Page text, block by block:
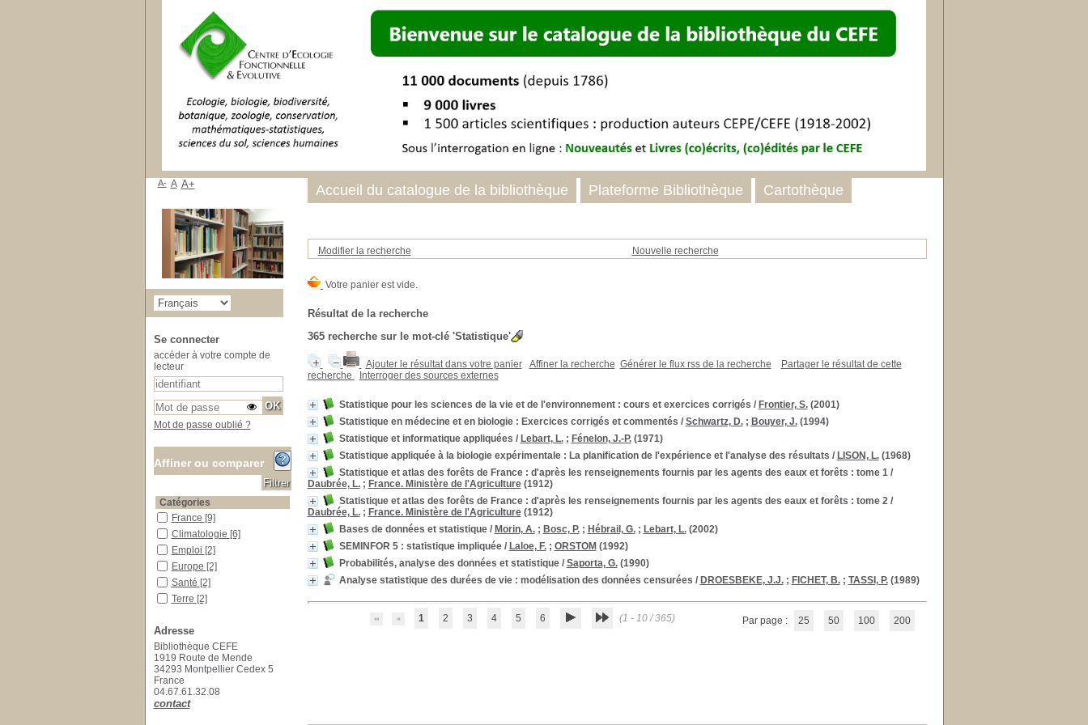
Modifier la recherche Nouvelle recherche
Résultat de la recherche
365recherche sur le mot-clé 'Statistique'
Ajouter le résultat dans votre panier Affiner la recherche Générer le flux rss de la recherche
Partager le résultat de cette
recherche
Interroger des sources externes
Statistique pour les sciences de la vie et de l'environnement : cours et exercices corrigés / Frontier, S.(2001)
Statistique en médecine et en biologie : Exercices corrigés et commentés / Schwartz, D.; Bouyer, J.(1994)
Statistique et informatique appliquées / Lebart, L.; Fénelon, J.-P.(1971)
Statistique appliquée à la biologie expérimentale : La planification de l'expérience et l'analyse des résultats / LISON, L.(1968)
Statistique et atlas des forêts de France : d'après les renseignements fournis par les agents des eaux et forêts : tome 1/
Daubrée, L.; France. Ministère de l'Agriculture(1912)
Statistique et atlas des forêts de France : d'après les renseignements fournis par les agents des eaux et forêts : tome 2/
Daubrée, L.; France. Ministère de l'Agriculture(1912)
Bases de données et statistique/ Morin, A.; Bosc, P.; Hébrail, G.; Lebart, L.(2002)
SEMINFOR 5 : statistique impliquée/ Laloe, F.; ORSTOM (1992)
Probabilités, analyse des données et statistique/ Saporta, G.(1990)
Analyse statistique des durées de vie : modélisation des données censurées / DROESBEKE, J.J.; FICHET, B.; TASSI, P.(1989)
1 2 3 4 5 6 (1 - 10 / 365) Par page : 25 50 100 200
Accueil du catalogue de la bibliothèque Plateforme Bibliothèque Cartothèque
A- A A+
Se connecter
accéder à votre compte de
lecteur
Mot de passe oublié ?
Affiner ou comparer
Catégories
FranceFrance [9]
Climatologie
Climatologie [6]
EmploiEmploi [2]
EuropeEurope [2]
SantéSanté [2]
TerreTerre [2]
Sciences humaines
Sciences humaines
Localisation
Salle des ouvrages
Salle des ouvrages[339]
Salle des périodiques Le Houérou
Salle des périodiques Le
Houérou[29]
Section
Adresse
Bibliothèque CEFE
1919 Route de Mende
34293 Montpellier Cedex 5
France
04.67.61.32.08
contact